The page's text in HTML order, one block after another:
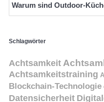
Warum sind Outdoor-
Schlagwörter
Achtsamkeit
Achtsamkeitstraining
Blockchain-Technologie
Datensicherheit